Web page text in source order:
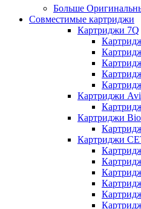
Больше
Совместимые картриджи
Картриджи 7Q
Картриджи
Картриджи
Картриджи